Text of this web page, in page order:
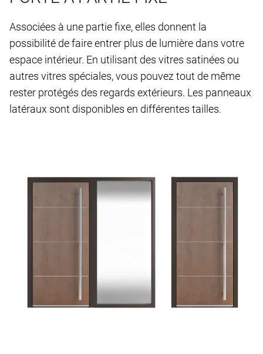
Associées à une partie fixe, elles donnent la
possibilité de faire entrer plus de lumière dans votre
espace intérieur. En utilisant des vitres satinées ou
autres vitres spéciales, vous pouvez tout de même
rester protégés des regards extérieurs. Les panneaux
latéraux sont disponibles en différentes tailles.